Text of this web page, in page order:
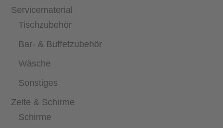
Servicematerial
Tischzubehör
Bar- & Buffetzubehör
Wäsche
Sonstiges
Zelte & Schirme
Schirme